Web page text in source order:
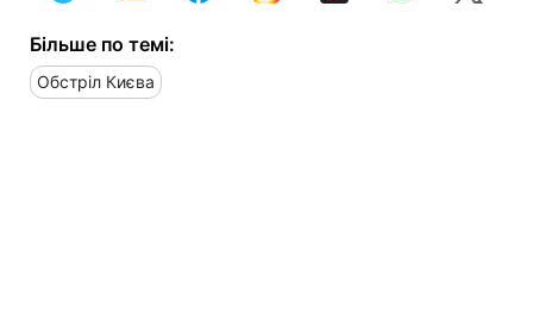
Більше по темі:
Обстріл Києва